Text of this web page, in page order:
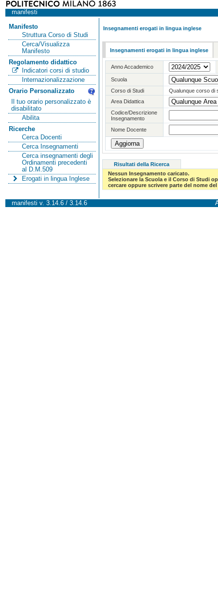
manifesti
Manifesto
Struttura Corso di Studi
Cerca/Visualizza
Manifesto
Regolamento didattico
Indicatori corsi di studio
Internazionalizzazione
Orario Personalizzato
Il tuo orario personalizzato è
disabilitato
Abilita
Ricerche
Cerca Docenti
Cerca Insegnamenti
Cerca insegnamenti degli
Ordinamenti precedenti
al D.M.509
Erogati in lingua Inglese
Insegnamenti erogati in lingua inglese
Insegnamenti erogati in lingua inglese
Anno Accademico
Scuola
Corso di Studi
Qualunque corso di
Area Didattica
Codice/Descrizione
Insegnamento
Nome Docente
Risultati della Ricerca
Nessun Insegnamento caricato.
Selezionare la Scuola e il Corso di Studi
cercare oppure scrivere parte del nome
manifesti v. 3.14.6 / 3.14.6